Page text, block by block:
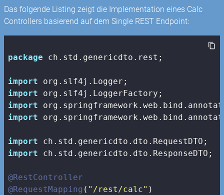
Das folgende Listing zeigt die Implementation eines Calc
Controllers basierend auf dem Single REST Endpoint:
package ch.std.genericdto.rest;
import
import
import
import
import
import ch.std.genericdto.dto.ResponseDTO;
@RestController
@RequestMapping ( "/rest/calc"